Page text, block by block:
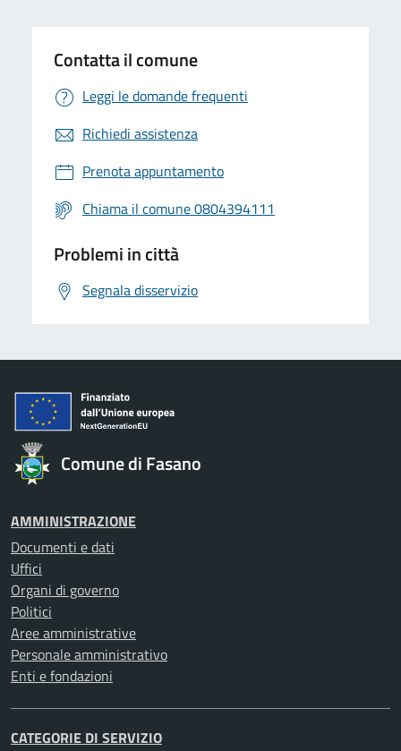
Contatta il comune
Leggi le domande frequenti
Richiedi assistenza
Prenota appuntamento
Chiama il comune 0804394111
Problemi in città
Segnala disservizio
Comune di Fasano
AMMINISTRAZIONE
Documenti e dati
Uffici
Organi di governo
Politici
Aree amministrative
Personale amministrativo
Enti e fondazioni
CATEGORIE DI SERVIZIO